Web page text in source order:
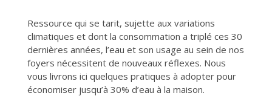
Ressource qui se tarit, sujette aux variations
climatiques et dont la consommation a triplé ces 30
dernières années, l’eau et son usage au sein de nos
foyers nécessitent de nouveaux réflexes. Nous
vous livrons ici quelques pratiques à adopter pour
économiser jusqu’à 30% d’eau à la maison.